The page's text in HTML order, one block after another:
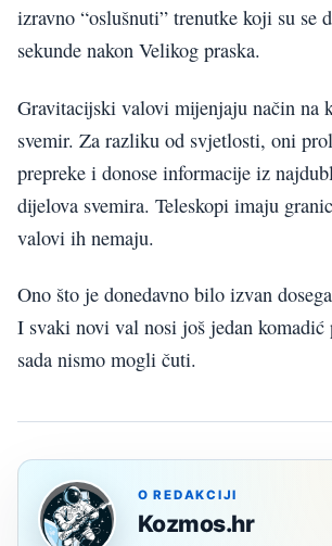
izravno “oslušnuti” trenutke koji su se
sekunde nakon Velikog praska.
Gravitacijski valovi mijenjaju način na
svemir. Za razliku od svjetlosti, oni
prepreke i donose informacije iz
dijelova svemira. Teleskopi imaju
valovi ih nemaju.
Ono što je donedavno bilo izvan
I svaki novi val nosi još jedan komadić
sada nismo mogli čuti.
O REDAKCIJI
Kozmos.hr